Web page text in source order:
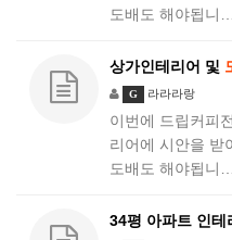
도배도 해야됩니…
상가인테리어 및
G 라라라랑
이번에 드립커피
리어에 시안을 받
도배도 해야됩니…
34평 아파트 인테